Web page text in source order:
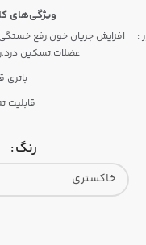
:
افزایش جریان خون,رفع
عضلات,تسکین
باتری
قابلیت
رنگ